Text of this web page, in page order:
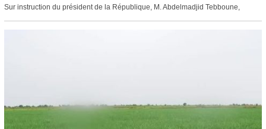
Sur instruction du président de la République, M. Abdelmadjid Tebboune,